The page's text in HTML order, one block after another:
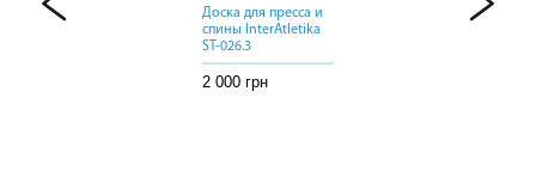
Доска для пресса и
Доска для пресса и
спины InterAtletika
ST-026.3
2 000 грн
Доска для пресса и